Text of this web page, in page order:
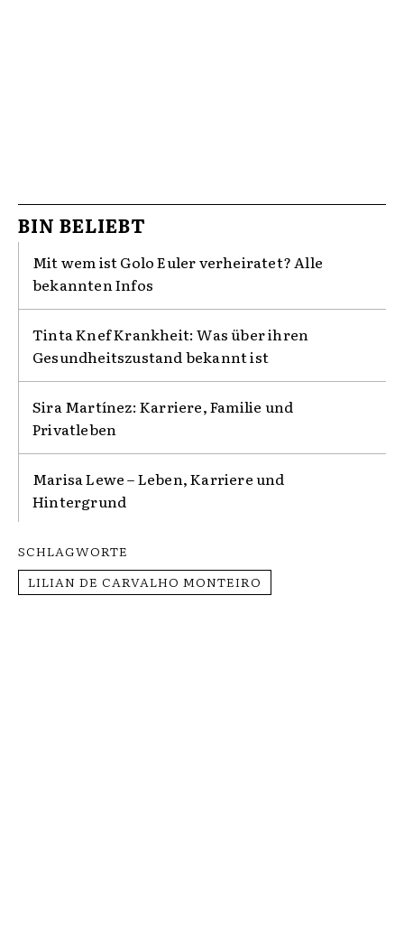
BIN BELIEBT
Mit wem ist Golo Euler verheiratet? Alle
bekannten Infos
Tinta Knef Krankheit: Was über ihren
Gesundheitszustand bekannt ist
Sira Martínez: Karriere, Familie und
Privatleben
Marisa Lewe – Leben, Karriere und
Hintergrund
SCHLAGWORTE
LILIAN DE CARVALHO MONTEIRO